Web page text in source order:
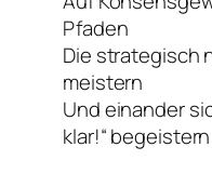
Pfaden
Die strategisch
meistern
Und einander
klar!“ begeistern